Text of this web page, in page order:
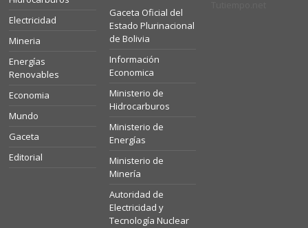
Electricidad
Mineria
Energías
Renovables
Economia
Mundo
Gaceta
Editorial
Gaceta Oficial del
Estado Plurinacional
de Bolivia
Información
Economica
Ministerio de
Hidrocarburos
Ministerio de
Energías
Ministerio de
Minería
Autoridad de
Electricidad y
Tecnología Nuclear